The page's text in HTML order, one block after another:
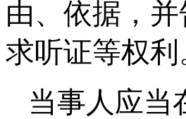
由、依据，
求听证等权利
当事人应当